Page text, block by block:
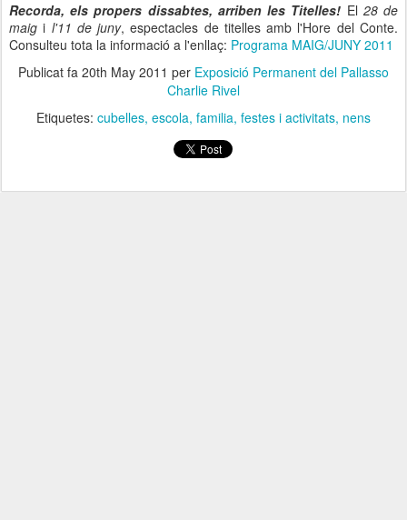
Recorda, els propers dissabtes, arriben les Titelles! El 28 de
maig i l'11 de juny, espectacles de titelles amb l'Hore del Conte.
Consulteu tota la informació a l'enllaç: Programa MAIG/JUNY 2011
Publicat fa 20th May 2011 per Exposició Permanent del Pallasso
Charlie Rivel
Etiquetes: cubelles escola familia festes i activitats nens